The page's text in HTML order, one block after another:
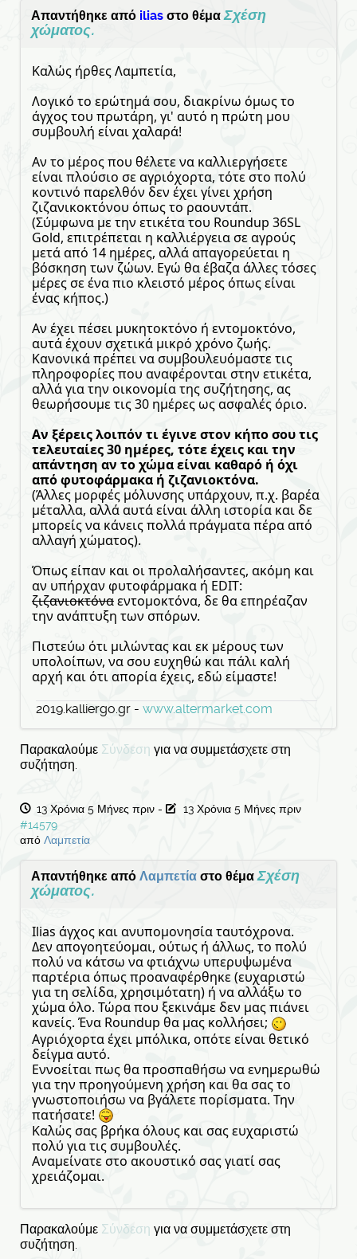
Απαντήθηκε από ilias στο θέμαΣχέση
χώματος.
Καλώς ήρθες Λαμπετία,
Λογικό το ερώτημά σου, διακρίνω όμως το
άγχος του πρωτάρη, γι' αυτό η πρώτη μου
συμβουλή είναι χαλαρά!
Αν το μέρος που θέλετε να καλλιεργήσετε
είναι πλούσιο σε αγριόχορτα, τότε στο πολύ
κοντινό παρελθόν δεν έχει γίνει χρήση
ζιζανικοκτόνου όπως το ραουντάπ.
(Σύμφωνα με την ετικέτα του Roundup 36SL
Gold, επιτρέπεται η καλλιέργεια σε αγρούς
μετά από 14 ημέρες, αλλά απαγορεύεται η
βόσκηση των ζώων. Εγώ θα έβαζα άλλες τόσες
μέρες σε ένα πιο κλειστό μέρος όπως είναι
ένας κήπος.)
Αν έχει πέσει μυκητοκτόνο ή εντομοκτόνο,
αυτά έχουν σχετικά μικρό χρόνο ζωής.
Κανονικά πρέπει να συμβουλευόμαστε τις
πληροφορίες που αναφέρονται στην ετικέτα,
αλλά για την οικονομία της συζήτησης, ας
θεωρήσουμε τις 30 ημέρες ως ασφαλές όριο.
Αν ξέρεις λοιπόν τι έγινε στον κήπο σου τις
τελευταίες 30 ημέρες, τότε έχεις και την
απάντηση αν το χώμα είναι καθαρό ή όχι
από φυτοφάρμακα ή ζιζανιοκτόνα.
(Άλλες μορφές μόλυνσης υπάρχουν, π.χ. βαρέα
μέταλλα, αλλά αυτά είναι άλλη ιστορία και δε
μπορείς να κάνεις πολλά πράγματα πέρα από
αλλαγή χώματος).
Όπως είπαν και οι προλαλήσαντες, ακόμη και
αν υπήρχαν φυτοφάρμακα ή EDIT:
ζιζανιοκτόναεντομοκτόνα, δε θα επηρέαζαν
την ανάπτυξη των σπόρων.
Πιστεύω ότι μιλώντας και εκ μέρους των
υπολοίπων, να σου ευχηθώ και πάλι καλή
αρχή και ότι απορία έχεις, εδώ είμαστε!
2019.kalliergo.gr - www.altermarket.com
Παρακαλούμε Σύνδεση για να συμμετάσχετε στη
συζήτηση.
13 Χρόνια 5 Μήνες πριν -
13 Χρόνια 5 Μήνες πριν
#14579
από Λαμπετία
Απαντήθηκε από Λαμπετία στο θέμαΣχέση
χώματος.
Ilias άγχος και ανυπομονησία ταυτόχρονα.
Δεν απογοητεύομαι, ούτως ή άλλως, το πολύ
πολύ να κάτσω να φτιάχνω υπερυψωμένα
παρτέρια όπως προαναφέρθηκε (ευχαριστώ
για τη σελίδα, χρησιμότατη) ή να αλλάξω το
χώμα όλo. Τώρα που ξεκινάμε δεν μας πιάνει
κανείς. Ένα Roundup θα μας κολλήσει;
Αγριόχορτα έχει μπόλικα, οπότε είναι θετικό
δείγμα αυτό.
Εννοείται πως θα προσπαθήσω να ενημερωθώ
για την προηγούμενη χρήση και θα σας το
γνωστοποιήσω να βγάλετε πορίσματα. Την
πατήσατε!
Καλώς σας βρήκα όλους και σας ευχαριστώ
πολύ για τις συμβουλές.
Αναμείνατε στο ακουστικό σας γιατί σας
χρειάζομαι.
Παρακαλούμε Σύνδεση για να συμμετάσχετε στη
συζήτηση.